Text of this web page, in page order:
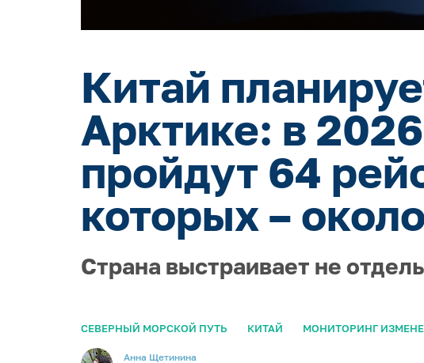
Китай
Арктике: в
пройдут 64
которых –
Страна выстраивает не
СЕВЕРНЫЙ МОРСКОЙ ПУТЬ КИТАЙ МОНИТОРИНГ
Анна Щетинина